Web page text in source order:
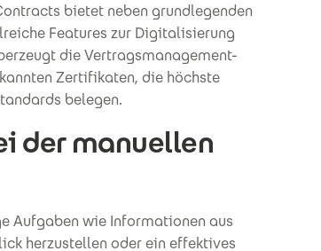
bietet neben grundlegenden
Features zur Digitalisierung
die Vertragsmanagement-
Zertifikaten, die höchste
belegen.
der manuellen
Aufgaben wie Informationen aus
herzustellen oder ein effektives